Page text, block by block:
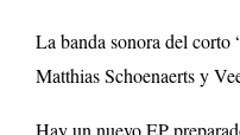
La banda sonora del corto
Matthias Schoenaerts y
Hay un nuevo EP